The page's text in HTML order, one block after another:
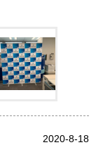
2020-8-18